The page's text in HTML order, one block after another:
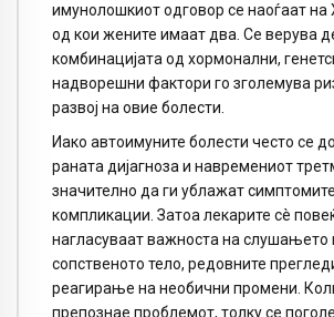
имунолошкиот одговор се наоѓаат на
од кои жените имаат два. Се верува
комбинацијата од хормонални,
надворешни фактори го зголемува
развој на овие болести.
Иако автоимуните болести често се
раната дијагноза и навремениот
значително да ги ублажат
компликации. Затоа лекарите сè
нагласуваат важноста на слушањето
сопственото тело, редовните
реагирање на необични промени.
препознае проблемот, толку се